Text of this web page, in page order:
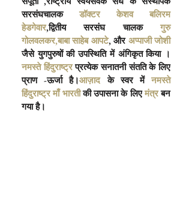
सरसंघचालक डॉक्टर केशव बलिरम
हेडगेवार,द्वितीय सरसंघ चालक गुरु
गोलवलकर,बाबा साहेब आपटे, और अप्पाजी जोशी
जैसे युगपुरुषों की उपस्थिति में अंगिकृत किया ।
नमस्ते हिंदुराष्ट्र प्रत्येक सनातनी संतति के लिए
प्राण -ऊर्जा है।आज़ाद के स्वर में नमस्ते
हिंदुराष्ट्र माँ भारती की उपासना के लिए मंत्र बन
गया है।